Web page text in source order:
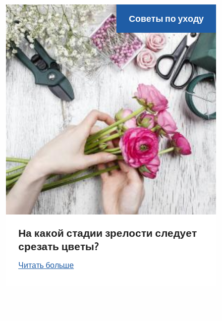
Советы по уходу
На какой стадии зрелости следует
срезать цветы?
Читать больше